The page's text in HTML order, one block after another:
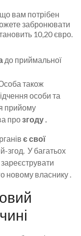
вам потрібен
забронювати
10,20 євро.
до приймальної
також
особи та
прийому
прозгоду .
є свої
згод. У багатьох
новому власнику .